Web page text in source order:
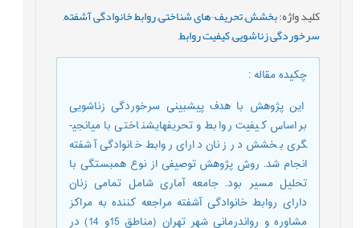
کلید واژه:بخشش,تحریف¬های شناختی,روابط خانوادگی آشفته,
سرخوردگی زناشویی,کیفیت روابط,
چکیده مقاله:
این پژوهش با هدف پیش­بینی سرخوردگی زناشویی
براساس کیفیت روابط و تحریف­های­شناختی با میانجی­
گری بخشش در زنان دارای روابط خانوادگی آشفته
انجام شد. روش پژوهش توصیفی از نوع همبستگی با
تحلیل مسیر بود. جامعه آماری شامل تمامی زنان
دارای روابط خانوادگی آشفته مراجعه کننده به مراکز
مشاوره و رواندرمانی­ شهر تهران (مناطق 15و 14) در